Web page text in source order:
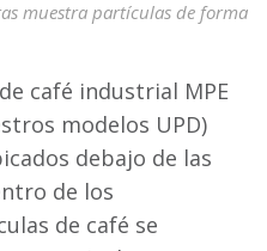
muestra partículas de forma
café industrial MPE
modelos UPD)
debajo de las
de los
de café se